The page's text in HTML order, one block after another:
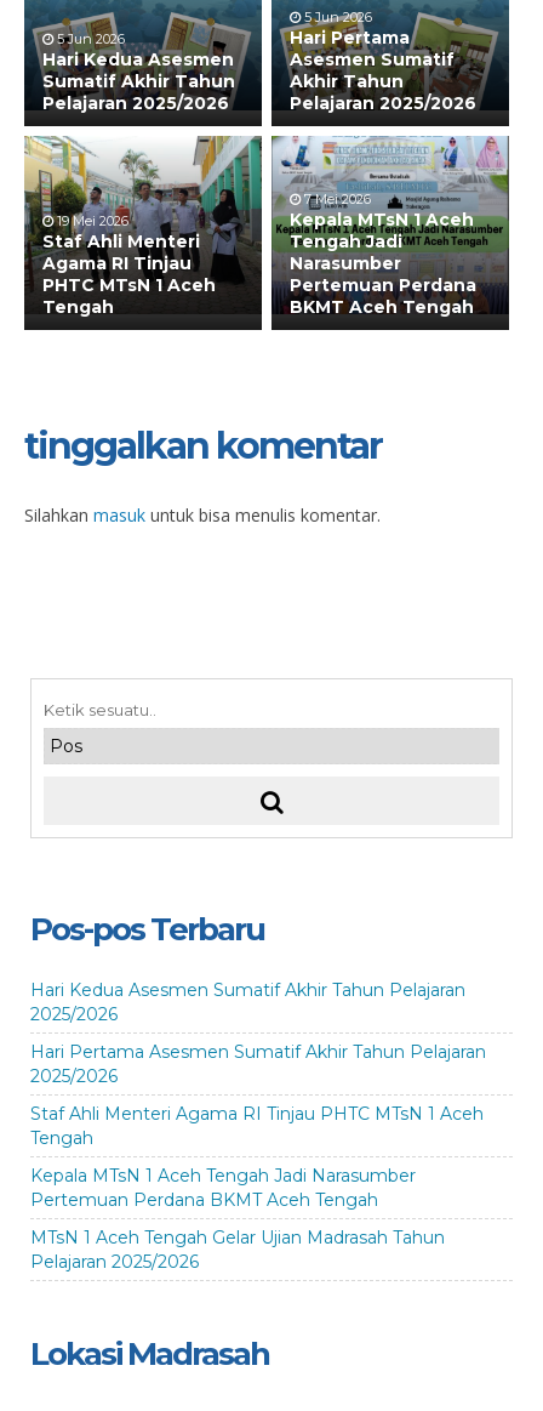
5 Jun 2026
Hari Kedua Asesmen
Sumatif Akhir Tahun
Pelajaran 2025/2026
5 Jun 2026
Hari Pertama
Asesmen Sumatif
Akhir Tahun
Pelajaran 2025/2026
19 Mei 2026
Staf Ahli Menteri
Agama RI Tinjau
PHTC MTsN 1 Aceh
Tengah
7 Mei 2026
Kepala MTsN 1 Aceh
Tengah Jadi
Narasumber
Pertemuan Perdana
BKMT Aceh Tengah
tinggalkan komentar
Silahkan masuk untuk bisa menulis komentar.
Pos-pos Terbaru
Hari Kedua Asesmen Sumatif Akhir Tahun Pelajaran
2025/2026
Hari Pertama Asesmen Sumatif Akhir Tahun Pelajaran
2025/2026
Staf Ahli Menteri Agama RI Tinjau PHTC MTsN 1 Aceh
Tengah
Kepala MTsN 1 Aceh Tengah Jadi Narasumber
Pertemuan Perdana BKMT Aceh Tengah
MTsN 1 Aceh Tengah Gelar Ujian Madrasah Tahun
Pelajaran 2025/2026
Lokasi Madrasah